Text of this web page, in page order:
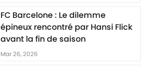
FC Barcelone : Le dilemme
épineux rencontré par Hansi Flick
avant la fin de saison
Mar 26, 2026